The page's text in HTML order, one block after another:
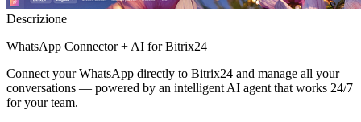
Descrizione
WhatsApp Connector + AI for Bitrix24
Connect your WhatsApp directly to Bitrix24 and manage all your
conversations — powered by an intelligent AI agent that works 24/7
for your team.